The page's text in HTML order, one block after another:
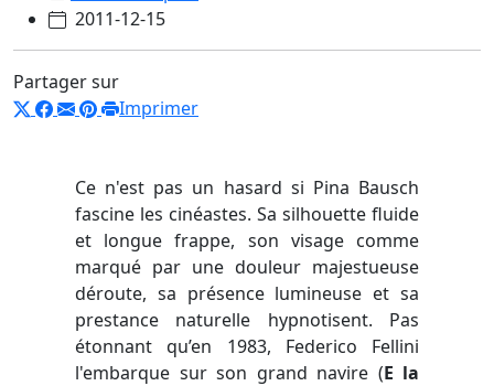
2011-12-15
Partager sur
Imprimer
Ce n'est pas un hasard si Pina Bausch
fascine les cinéastes. Sa silhouette fluide
et longue frappe, son visage comme
marqué par une douleur majestueuse
déroute, sa présence lumineuse et sa
prestance naturelle hypnotisent. Pas
étonnant qu’en 1983, Federico Fellini
l'embarque sur son grand navire (E la